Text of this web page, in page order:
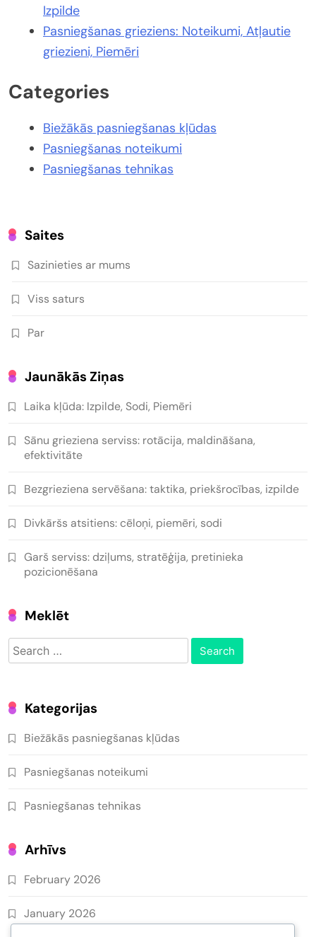
Izpilde
Pasniegšanas grieziens: Noteikumi, Atļautie
griezieni, Piemēri
Categories
Biežākās pasniegšanas kļūdas
Pasniegšanas noteikumi
Pasniegšanas tehnikas
Saites
Sazinieties ar mums
Viss saturs
Par
Jaunākās Ziņas
Laika kļūda: Izpilde, Sodi, Piemēri
Sānu grieziena serviss: rotācija, maldināšana,
efektivitāte
Bezgrieziena servēšana: taktika, priekšrocības, izpilde
Divkāršs atsitiens: cēloņi, piemēri, sodi
Garš serviss: dziļums, stratēģija, pretinieka
pozicionēšana
Meklēt
Search
for:
Kategorijas
Biežākās pasniegšanas kļūdas
Pasniegšanas noteikumi
Pasniegšanas tehnikas
Arhīvs
February 2026
January 2026